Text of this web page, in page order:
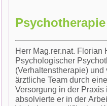
Psychotherapie
Herr Mag.rer.nat.
Psychologischer
(Verhaltenstherapie)
ärztliche Team durch
Versorgung in der
absolvierte er in der